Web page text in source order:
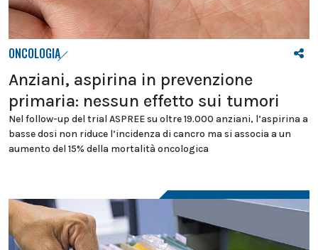
ONCOLOGIA
Anziani, aspirina in prevenzione
primaria: nessun effetto sui tumori
Nel follow-up del trial ASPREE su oltre 19.000 anziani, l’aspirina a
basse dosi non riduce l’incidenza di cancro ma si associa a un
aumento del 15% della mortalità oncologica